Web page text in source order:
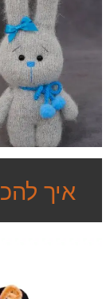
איך